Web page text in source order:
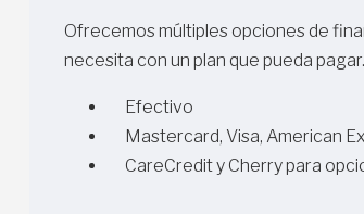
Ofrecemos múltiples opciones de
necesita con un plan que pueda pagar.
Efectivo
Mastercard, Visa, American
CareCredit y Cherry para